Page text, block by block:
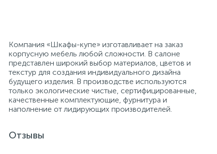
Компания «Шкафы-купе» изготавливает на заказ
корпусную мебель любой сложности. В салоне
представлен широкий выбор материалов, цветов и
текстур для создания индивидуального дизайна
будущего изделия. В производстве используются
только экологические чистые, сертифицированные,
качественные комплектующие, фурнитура и
наполнение от лидирующих производителей.
Отзывы